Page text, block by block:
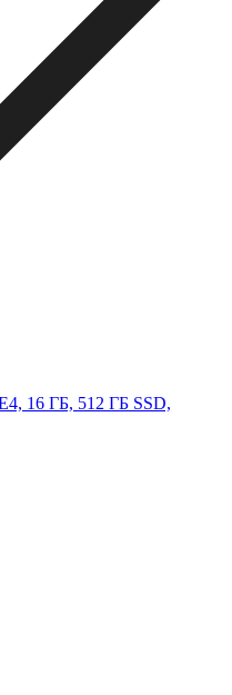
16 ГБ, 512 ГБ SSD,